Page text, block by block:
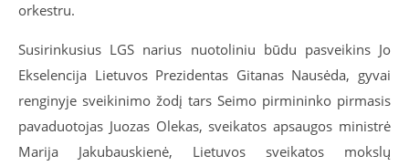
orkestru.
Susirinkusius LGS narius nuotoliniu būdu pasveikins Jo
Ekselencija Lietuvos Prezidentas Gitanas Nausėda, gyvai
renginyje sveikinimo žodį tars Seimo pirmininko pirmasis
pavaduotojas Juozas Olekas, sveikatos apsaugos ministrė
Marija Jakubauskienė, Lietuvos sveikatos mokslų